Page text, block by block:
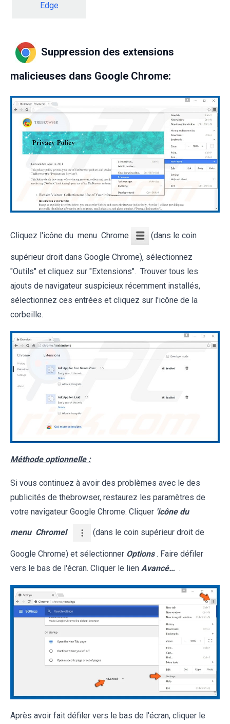
Edge
Suppression des extensions
malicieuses dans Google Chrome:
Cliquez l'icône du menu Chrome (dans le coin
supérieur droit dans Google Chrome), sélectionnez
"Outils" et cliquez sur "Extensions". Trouver tous les
ajouts de navigateur suspicieux récemment installés,
sélectionnez ces entrées et cliquez sur l'icône de la
corbeille.
Méthode optionnelle :
Si vous continuez à avoir des problèmes avec le des
publicités de thebrowser, restaurez les paramètres de
votre navigateur Google Chrome. Cliquer 'icône du
menu Chromel (dans le coin supérieur droit de
Google Chrome) et sélectionner Options . Faire défiler
vers le bas de l'écran. Cliquer le lien Avancé… .
Après avoir fait défiler vers le bas de l'écran, cliquer le